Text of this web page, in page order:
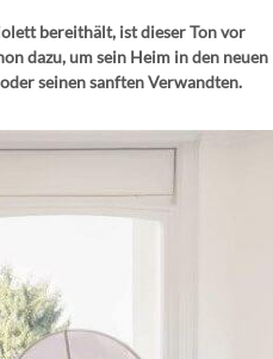
bereithält, ist dieser Ton vor
dazu, um sein Heim in den neuen
seinen sanften Verwandten.